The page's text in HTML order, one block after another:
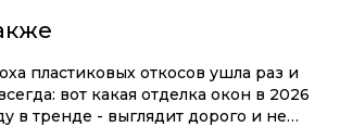
пластиковых откосов ушла раз и
вот какая отделка окон в 2026
в тренде - выглядит дорого и не